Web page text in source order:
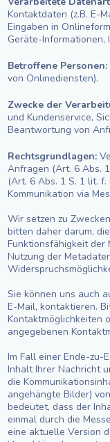
Kontaktdaten (z.B. E-
Eingaben in
Geräte-Informationen,
Betroffene Personen:
von Onlinediensten).
Zwecke der
und Kundenservice,
Beantwortung von
Rechtsgrundlagen:
Anfragen (Art. 6 Abs.
(Art. 6 Abs. 1 S. 1 lit. f.
Kommunikation via
Wir setzen zu
bitten daher darum,
Funktionsfähigkeit der
Nutzung der
Sie können uns auch
E-Mail, kontaktieren.
Kontaktmöglichkeiten
angegebenen
Im Fall einer Ende-zu-
Inhalt Ihrer Nachricht
die
angehängte Bilder)
bedeutet, dass der
einmal durch die
eine aktuelle Version